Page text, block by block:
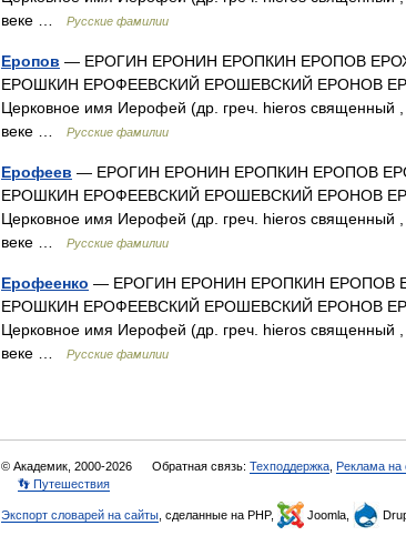
веке …
Русские фамилии
Еропов — ЕРОГИН ЕРОНИН ЕРОПКИН ЕРОПОВ
ЕРОШКИН ЕРОФЕЕВСКИЙ ЕРОШЕВСКИЙ ЕРОНОВ
Церковное имя Иерофей (др. греч. hieros священный
веке …
Русские фамилии
Ерофеев — ЕРОГИН ЕРОНИН ЕРОПКИН ЕРОПОВ
ЕРОШКИН ЕРОФЕЕВСКИЙ ЕРОШЕВСКИЙ ЕРОНОВ
Церковное имя Иерофей (др. греч. hieros священный
веке …
Русские фамилии
Ерофеенко — ЕРОГИН ЕРОНИН ЕРОПКИН ЕРОПОВ
ЕРОШКИН ЕРОФЕЕВСКИЙ ЕРОШЕВСКИЙ ЕРОНОВ
Церковное имя Иерофей (др. греч. hieros священный
веке …
Русские фамилии
© Академик, 2000-2026 Обратная связь: Техподдержка Реклама на
👣 Путешествия
Экспорт словарей на сайты , сделанные на PHP, Joomla,